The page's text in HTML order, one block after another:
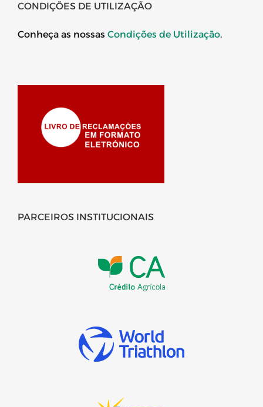
CONDIÇÕES DE UTILIZAÇÃO
Conheça as nossas Condições de Utilização.
PARCEIROS INSTITUCIONAIS